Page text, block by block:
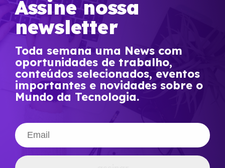
Assine nossa
newsletter
Toda semana uma News com
oportunidades de trabalho,
conteúdos selecionados, eventos
importantes e novidades sobre o
Mundo da Tecnologia.